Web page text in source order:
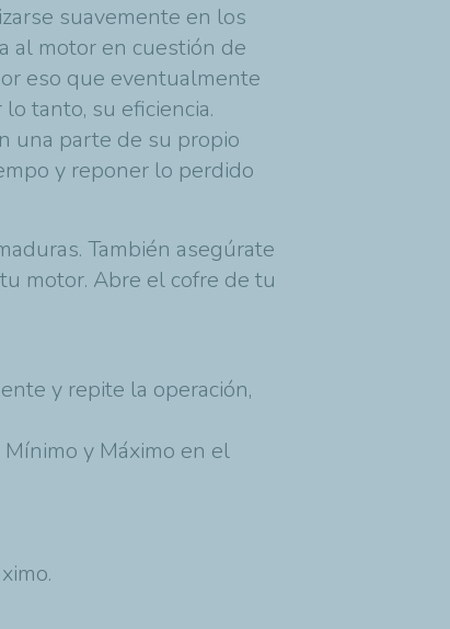
suavemente en los
al motor en cuestión de
eso que eventualmente
lo tanto, su eficiencia.
una parte de su propio
y reponer lo perdido
También asegúrate
motor. Abre el cofre de tu
y repite la operación,
y Máximo en el